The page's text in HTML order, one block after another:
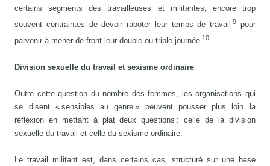
certains segments des travailleuses et militantes, encore trop
souvent contraintes de devoir raboter leur temps de travail 9pour
parvenir à mener de front leur double ou triple journée10.
Division sexuelle du travail et sexisme ordinaire
Outre cette question du nombre des femmes, les organisations qui
se disent « sensibles au genre » peuvent pousser plus loin la
réflexion en mettant à plat deux questions : celle de la division
sexuelle du travail et celle du sexisme ordinaire.
Le travail militant est, dans certains cas, structuré sur une base